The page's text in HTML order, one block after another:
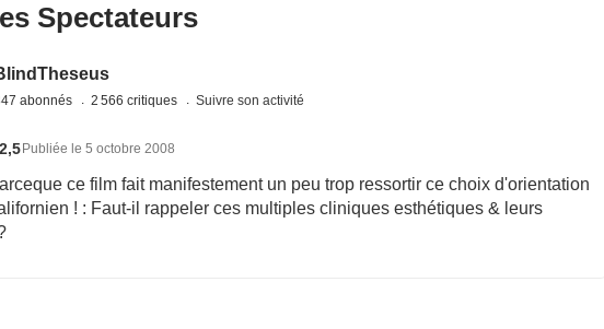
Spectateurs
abonnés 2 566 critiques Suivre son activité
2,5 Publiée le 5 octobre 2008
ce film fait manifestement un peu trop ressortir ce choix d'orientation
! : Faut-il rappeler ces multiples cliniques esthétiques & leurs